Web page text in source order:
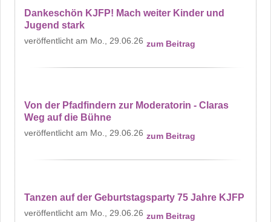
Dankeschön KJFP! Mach weiter Kinder und
Jugend stark
Mo., 29.06.26 zum Beitrag
Von der Pfadfindern zur Moderatorin - Claras
Weg auf die Bühne
Mo., 29.06.26 zum Beitrag
Tanzen auf der Geburtstagsparty 75 Jahre KJFP
Mo., 29.06.26 zum Beitrag